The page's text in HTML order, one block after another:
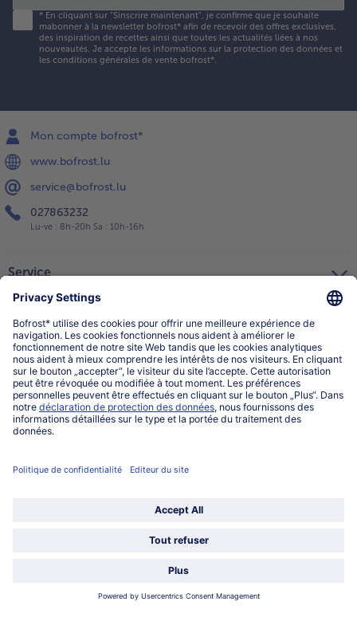
* En cliquant sur "Sinscrire maintenant", je confirme que je souhaite
mabonner à la newsletter bofrost* afin de recevoir des offres exclusives,
des inspiration de recettes ainsi que toutes les actualités liées à nos
nouveautés. Je accepte les informations sur la protection des données et
les conditions générales de vente bofrost*.
Mon compte bofrost*
www.bofrost.lu
service@bofrost.lu
027863232
Lu-ve : 8h-20h Sa : 10h-16h
Service
Catégories